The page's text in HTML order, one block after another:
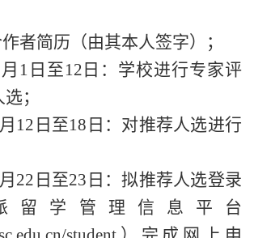
者简历（由其本人签字）；
1日至12日：学校进行专家评
；
12日至18日：对推荐人选进行
22日至23日：拟推荐人选登录
留学管理信息平台